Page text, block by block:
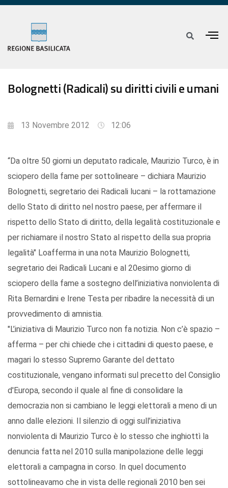
Bolognetti (Radicali) su diritti civili e umani
13 Novembre 2012 12:06
“Da oltre 50 giorni un deputato radicale, Maurizio Turco, è in
sciopero della fame per sottolineare – dichiara Maurizio
Bolognetti, segretario dei Radicali lucani – la rottamazione
dello Stato di diritto nel nostro paese, per affermare il
rispetto dello Stato di diritto, della legalità costituzionale e
per richiamare il nostro Stato al rispetto della sua propria
legalità" Loafferma in una nota Maurizio Bolognetti,
segretario dei Radicali Lucani e al 20esimo giorno di
sciopero della fame a sostegno dell’iniziativa nonviolenta di
Rita Bernardini e Irene Testa per ribadire la necessità di un
provvedimento di amnistia.
"L’iniziativa di Maurizio Turco non fa notizia. Non c’è spazio –
afferma – per chi chiede che i cittadini di questo paese, e
magari lo stesso Supremo Garante del dettato
costituzionale, vengano informati sul precetto del Consiglio
d'Europa, secondo il quale al fine di consolidare la
democrazia non si cambiano le leggi elettorali a meno di un
anno dalle elezioni. Il silenzio di oggi sull’iniziativa
nonviolenta di Maurizio Turco è lo stesso che inghiottì la
denuncia fatta nel 2010 sulla manipolazione delle leggi
elettorali a campagna in corso. In quel documento
sottolineavamo che in vista delle regionali 2010 ben sei